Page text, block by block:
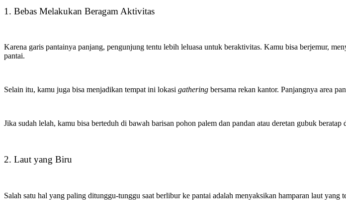
1. Bebas Melakukan Beragam Aktivitas
Karena garis pantainya panjang, pengunjung tentu lebih leluasa untuk beraktivitas. Kamu bisa berjemur,
pantai.
Selain itu, kamu juga bisa menjadikan tempat ini lokasi gathering bersama rekan kantor. Panjangnya area
Jika sudah lelah, kamu bisa berteduh di bawah barisan pohon palem dan pandan atau deretan gubuk beratap
2. Laut yang Biru
Salah satu hal yang paling ditunggu-tunggu saat berlibur ke pantai adalah menyaksikan hamparan laut yang